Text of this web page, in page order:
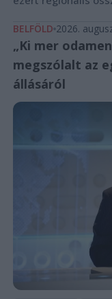
BELFÖLD 2026.
„Ki mer
megszólalt az
állásáról